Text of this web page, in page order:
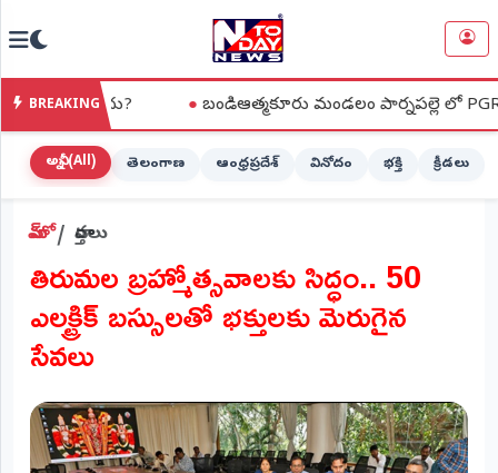
హోమ్
(Home)
STREAMING
లైవ్
టీవీ
(Live
TV)
లైవ్
రేడియో
(Live
BREAKING
లేదు? ●బండిఆత్మకూరు మండలం పార్నపల్లె లో PGRS
అన్నీ (All) తెలంగాణ ఆంధ్రప్రదేశ్ వినోదం భక్తి క్రీడలు
హోమ్ వార్తలు
తిరుమల బ్రహ్మోత్సవాలకు సిద్ధం.. 50
ఎలక్ట్రిక్ బస్సులతో భక్తులకు మెరుగైన
సేవలు